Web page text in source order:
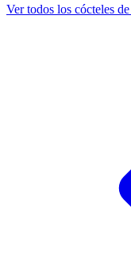
Ver todos los cócteles